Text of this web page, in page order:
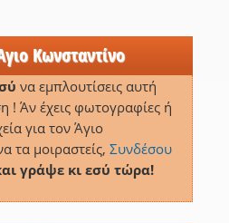
Κωνσταντίνο
να εμπλουτίσεις αυτή
! Άν έχεις φωτογραφίες ή
για τον Άγιο
τα μοιραστείς, Συνδέσου
γράψε κι εσύ τώρα!